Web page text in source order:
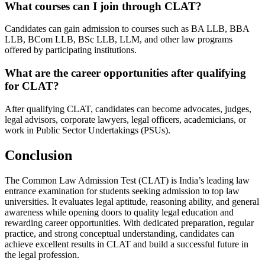
What courses can I join through CLAT?
Candidates can gain admission to courses such as BA LLB, BBA
LLB, BCom LLB, BSc LLB, LLM, and other law programs
offered by participating institutions.
What are the career opportunities after qualifying
for CLAT?
After qualifying CLAT, candidates can become advocates, judges,
legal advisors, corporate lawyers, legal officers, academicians, or
work in Public Sector Undertakings (PSUs).
Conclusion
The Common Law Admission Test (CLAT) is India’s leading law
entrance examination for students seeking admission to top law
universities. It evaluates legal aptitude, reasoning ability, and general
awareness while opening doors to quality legal education and
rewarding career opportunities. With dedicated preparation, regular
practice, and strong conceptual understanding, candidates can
achieve excellent results in CLAT and build a successful future in
the legal profession.